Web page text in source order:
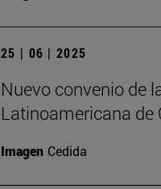
25 | 06 | 2025
Nuevo convenio de
Latinoamericana
Imagen Cedida